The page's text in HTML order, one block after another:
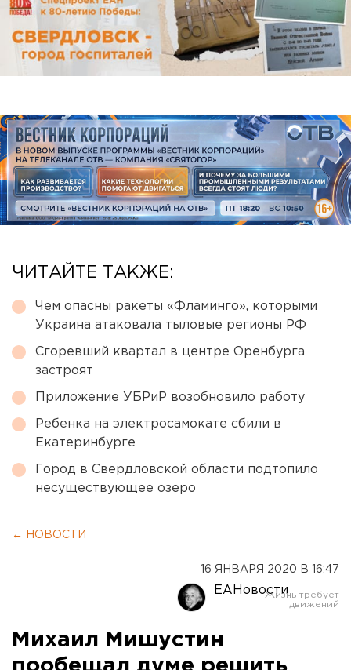
ЧИТАЙТЕ ТАКЖЕ:
Чем опасны ракеты «Фламинго», которыми
Украина атаковала тыловые регионы РФ
Сгоревший квартал в центре Оренбурга
застроят
Приложение УБРиР возобновило работу
Ребенка на электросамокате сбили в
Екатеринбурге
Город в Свердловской области подтопило
несуществующее озеро
← НОВОСТИ
16 ЯНВАРЯ 2020 В 16:47
ЕАНовости
Михаил Мишустин